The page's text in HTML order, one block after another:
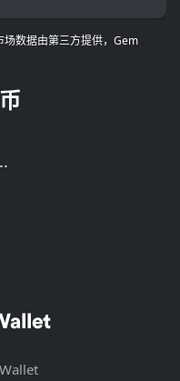
数据由第三方提供，Gem